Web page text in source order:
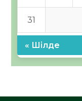
31
« Шілде